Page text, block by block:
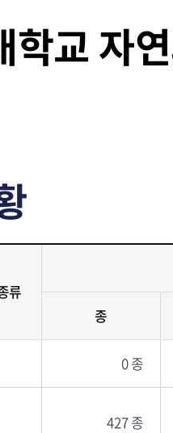
학교 자
류
종
0 종
427 종